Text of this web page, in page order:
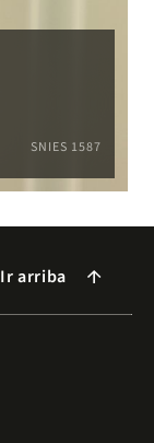
SNIES 1587
Ir arriba arrow_forward